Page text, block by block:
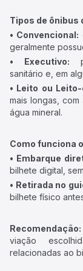
Tipos de ônibus
• Convencional:
geralmente
• Executivo:
sanitário e, em
• Leito ou
mais longas,
água mineral.
Como funciona
• Embarque
bilhete digital,
• Retirada no
bilhete físico
Recomendação:
viação
relacionadas ao